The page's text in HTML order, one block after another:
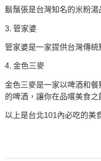
鬍鬚張是台灣知名的米粉
3. 管家婆
管家婆是一家提供台灣傳
4. 金色三麥
金色三麥是一家以啤酒和
的啤酒，讓你在品嚐美食之
以上是台北101內必吃的美